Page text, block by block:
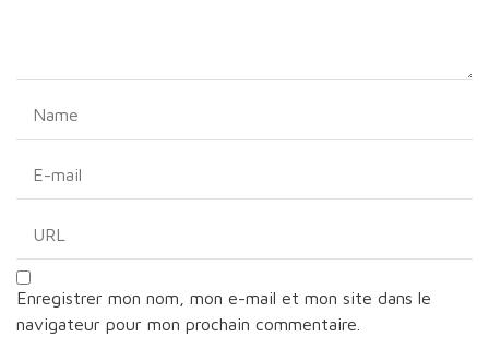
Enregistrer mon nom, mon e-mail et mon site dans le
navigateur pour mon prochain commentaire.